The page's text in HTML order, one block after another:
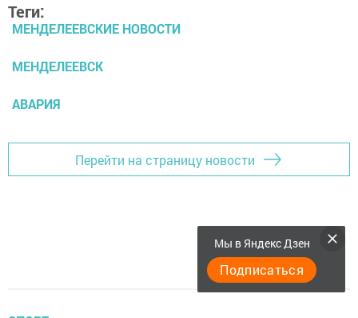
Теги:
МЕНДЕЛЕЕВСКИЕ НОВОСТИ
МЕНДЕЛЕЕВСК
АВАРИЯ
Перейти на страницу новости
Мы в Яндекс Дзен
Подписаться